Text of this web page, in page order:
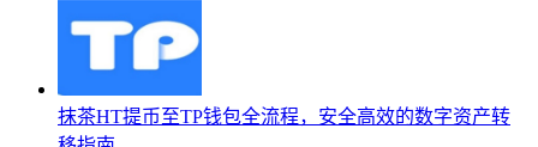
抹茶HT提币至TP钱包全流程，安全高效的数字资产转